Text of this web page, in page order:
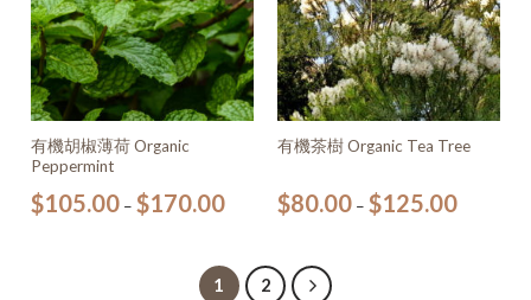
有機胡椒薄荷 Organic
Peppermint
$105.00 – $170.00
有機茶樹 Organic Tea Tree
$80.00– $125.00
1 2